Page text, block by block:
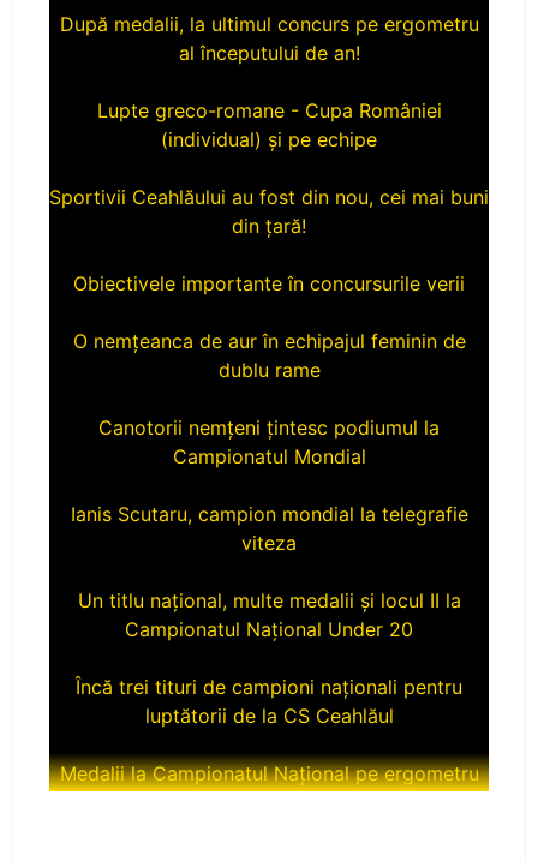
al începutului de an!
Lupte greco-romane - Cupa României
(individual) și pe echipe
Sportivii Ceahlăului au fost din nou, cei mai buni
din țară!
Obiectivele importante în concursurile verii
O nemțeanca de aur în echipajul feminin de
dublu rame
Campionatul Mondial
Ianis Scutaru, campion mondial la telegrafie
viteza
Campionatul Național Under 20
Încă trei tituri de campioni naționali pentru
luptătorii de la CS Ceahlăul
Medalii la Campionatul Național pe ergometru